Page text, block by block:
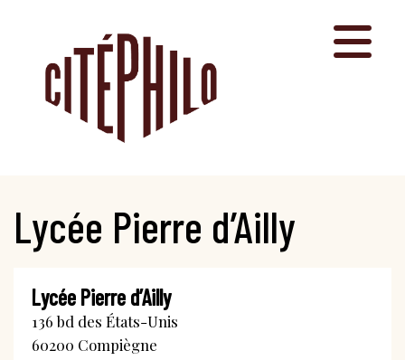
Lycée Pierre d’Ailly
Lycée Pierre d’Ailly
136 bd des États-Unis
60200 Compiègne